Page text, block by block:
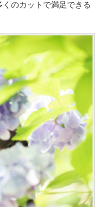
くのカットで満足できる